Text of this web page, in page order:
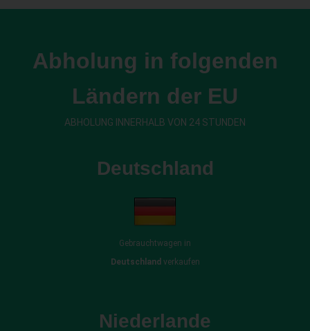
Abholung in folgenden
Ländern der EU
ABHOLUNG INNERHALB VON 24 STUNDEN
Deutschland
Gebrauchtwagen in
Deutschland verkaufen
Niederlande